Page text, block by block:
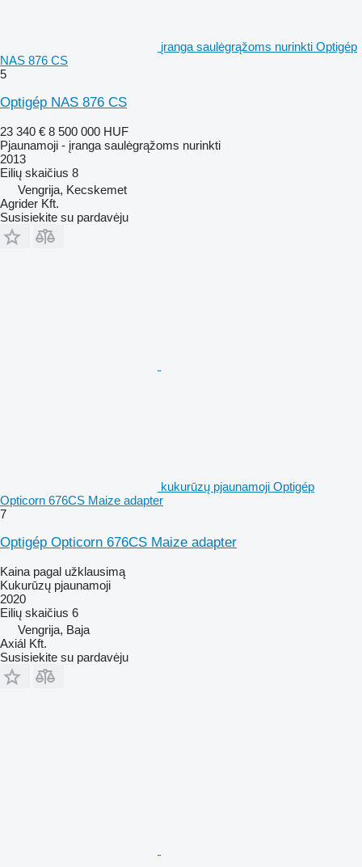
įranga saulėgrąžoms nurinkti Optigép
NAS 876 CS
5
Optigép NAS 876 CS
23 340 € 8 500 000 HUF
Pjaunamoji - įranga saulėgrąžoms nurinkti
2013
Eilių skaičius 8
Vengrija, Kecskemet
Agrider Kft.
Susisiekite su pardavėju
kukurūzų pjaunamoji Optigép
Opticorn 676CS Maize adapter
7
Optigép Opticorn 676CS Maize adapter
Kaina pagal užklausimą
Kukurūzų pjaunamoji
2020
Eilių skaičius 6
Vengrija, Baja
Axiál Kft.
Susisiekite su pardavėju